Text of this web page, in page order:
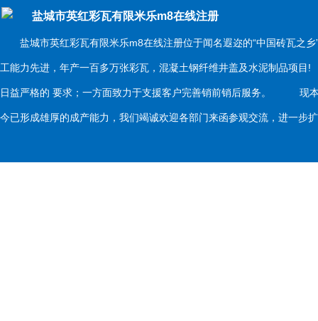
盐城市英红彩瓦有限米乐m8在线注册
盐城市英红彩瓦有限米乐m8在线注册位于闻名遐迩的“中国砖瓦之乡
工能力先进，年产一百多万张彩瓦，混凝土钢纤维井盖及水泥制品项
日益严格的 要求；一方面致力于支援客户完善销前销后服务。 现本
今已形成雄厚的成产能力，我们竭诚欢迎各部门来函参观交流，进一